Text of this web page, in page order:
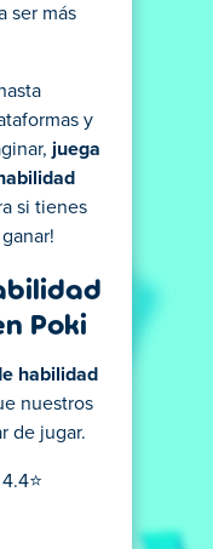
ser más
y
juega
si tienes
Poki
habilidad
nuestros
de jugar.